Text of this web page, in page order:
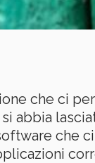
che ci
abbia
che